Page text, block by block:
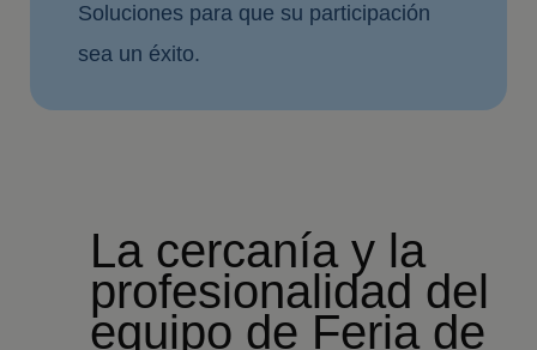
Soluciones para que su participación
sea un éxito.
La cercanía y la
profesionalidad del
equipo de Feria de